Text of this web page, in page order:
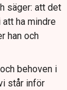
säger: att det
ha mindre
han och
behoven i
står inför